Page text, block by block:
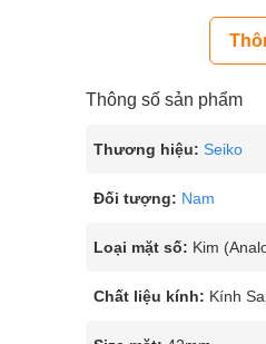
Thông số sản phẩm
Thương hiệu: Seiko
Đối tượng: Nam
Loại mặt số: Kim
Chất liệu kính: Kính